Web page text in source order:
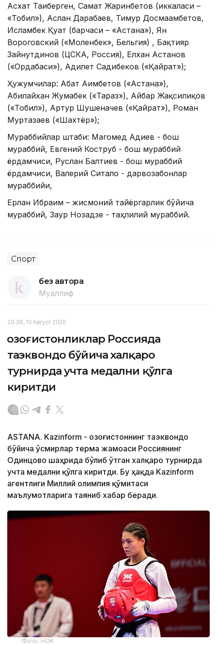
Асхат Тағиберген, Самат Жаринбетов (иккаласи –
«Тобил»), Аслан Дарабаев, Тимур Досмағамбетов,
Исламбек Қуат (барчаси – «Астана»), Ян
Вороговский («Моленбек», Бельгия) , Бақтияр
Зайнутдинов (ЦСКА, Россия), Елхан Астанов
(«Ордабаси»), Адилет Садибеков («Қайрат»);
Ҳужумчилар: Абат Аимбетов («Астана»),
Абилайхан Жумабек («Тараз»), Айбар Жақсилиқов
(«Тобил»), Артур Шушеначев («Қайрат»), Роман
Муртазаев («Шахтёр»);
Мураббийлар штаби: Магомед Адиев - бош
мураббий, Евгений Коструб - бош мураббий
ёрдамчиси, Руслан Балтиев - бош мураббий
ёрдамчиси, Валерий Ситало - дарвозабонлар
мураббийи,
Ерлан Ибраим – жисмоний тайёргарлик бўйича
мураббий, Заур Нозадзе - таҳлилий мураббий.
Спорт
без автора
Муаллиф
20:36, 10 Август 2026
Қозоғистонликлар Россияда
таэквондо бўйича халқаро
турнирда учта медални қўлга
киритди
ASTANA. Kazinform - Қозоғистоннинг таэквондо
бўйича ўсмирлар терма жамоаси Россиянинг
Одинцово шаҳрида бўлиб ўтган халқаро турнирда
учта медални қўлга киритди. Бу ҳақда Kazinform
агентлиги Миллий олимпия қўмитаси
маълумотларига таяниб хабар беради.
Фото: НОК